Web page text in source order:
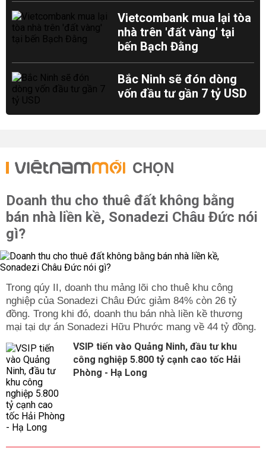
Vietcombank mua lại tòa
nhà trên 'đất vàng' tại
bến Bạch Đằng
Bắc Ninh sẽ đón dòng
vốn đầu tư gần 7 tỷ USD
CHỌN
Doanh thu cho thuê đất không bằng
bán nhà liền kề, Sonadezi Châu Đức nói
gì?
Trong qúy II, doanh thu mảng lõi cho thuê khu công
nghiệp của Sonadezi Châu Đức giảm 84% còn 26 tỷ
đồng. Trong khi đó, doanh thu bán nhà liền kề thương
mại tại dự án Sonadezi Hữu Phước mang về 44 tỷ đồng.
VSIP tiến vào Quảng Ninh, đầu tư khu
công nghiệp 5.800 tỷ cạnh cao tốc Hải
Phòng - Hạ Long